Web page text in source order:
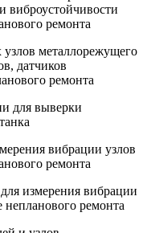
виброустойчивости
ремонта
узлов металлорежущего
датчиков
ремонта
для выверки
вибрации узлов
ремонта
измерения вибрации
непланового ремонта